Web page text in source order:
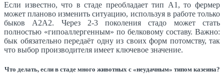
Если известно, что в стаде преобладает тип А1, то фермер
может планово изменить ситуацию, используя в работе только
быков A2A2. Через 2-3 поколения стадо может стать
полностью «гипоаллергенным» по белковому составу. Важно:
бык обязательно передаёт одну из своих форм потомству, так
что выбор производителя имеет ключевое значение.
Что делать, если в стаде много животных с «неудачным» типом казеина?